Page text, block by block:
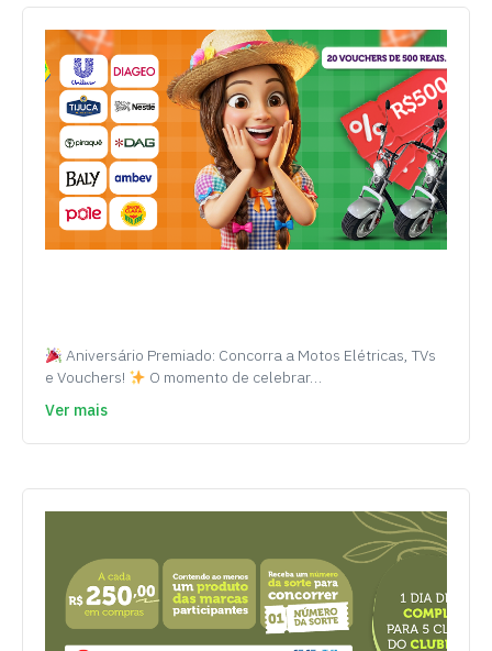
Aniversário Premiado: Concorra a Motos Elétricas, TVs
e Vouchers!
O momento de celebrar…
Ver mais